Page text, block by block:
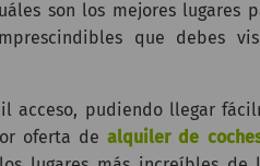
son los mejores lugares
que debes
acceso, pudiendo llegar
oferta dealquiler de